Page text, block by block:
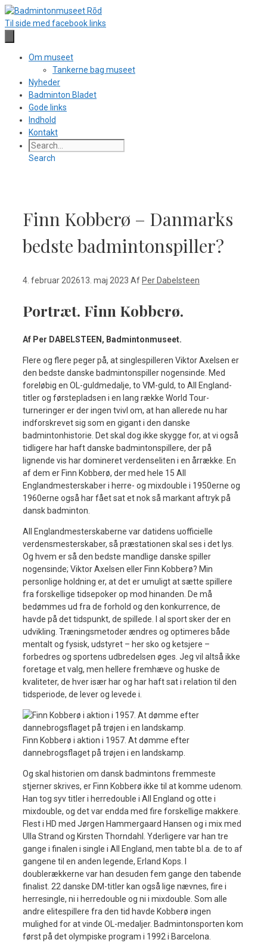
Hop
til
Til side med facebook links
Om museet
Tankerne bag museet
Nyheder
Badminton Bladet
Gode links
Indhold
Kontakt
Search
Finn Kobberø – Danmarks
bedste badmintonspiller?
4. februar 202613. maj 2023 Af Per Dabelsteen
Portræt. Finn Kobberø.
Af Per DABELSTEEN, Badmintonmuseet.
Flere og flere peger på, at singlespilleren Viktor Axelsen er
den bedste danske badmintonspiller nogensinde. Med
foreløbig en OL-guldmedalje, to VM-guld, to All England-
titler og førstepladsen i en lang række World Tour-
turneringer er der ingen tvivl om, at han allerede nu har
indforskrevet sig som en gigant i den danske
badmintonhistorie. Det skal dog ikke skygge for, at vi også
tidligere har haft danske badmintonspillere, der på
lignende vis har domineret verdenseliten i en årrække. En
af dem er Finn Kobberø, der med hele 15 All
Englandmesterskaber i herre- og mixdouble i 1950erne og
1960erne også har fået sat et nok så markant aftryk på
dansk badminton.
All Englandmesterskaberne var datidens uofficielle
verdensmesterskaber, så præstationen skal ses i det lys.
Og hvem er så den bedste mandlige danske spiller
nogensinde; Viktor Axelsen eller Finn Kobberø? Min
personlige holdning er, at det er umuligt at sætte spillere
fra forskellige tidsepoker op mod hinanden. De må
bedømmes ud fra de forhold og den konkurrence, de
havde på det tidspunkt, de spillede. I al sport sker der en
udvikling. Træningsmetoder ændres og optimeres både
mentalt og fysisk, udstyret – her sko og ketsjere –
forbedres og sportens udbredelsen øges. Jeg vil altså ikke
foretage et valg, men hellere fremhæve og huske de
kvaliteter, de hver især har og har haft sat i relation til den
tidsperiode, de lever og levede i.
Finn Kobberø i aktion i 1957. At dømme efter
dannebrogsflaget på trøjen i en landskamp.
Og skal historien om dansk badmintons fremmeste
stjerner skrives, er Finn Kobberø ikke til at komme udenom.
Han tog syv titler i herredouble i All England og otte i
mixdouble, og det var endda med fire forskellige makkere.
Flest i HD med Jørgen Hammergaard Hansen og i mix med
Ulla Strand og Kirsten Thorndahl. Yderligere var han tre
gange i finalen i single i All England, men tabte bl.a. de to af
gangene til en anden legende, Erland Kops. I
doublerækkerne var han desuden fem gange den tabende
finalist. 22 danske DM-titler kan også lige nævnes, fire i
herresingle, ni i herredouble og ni i mixdouble. Som alle
andre elitespillere fra den tid havde Kobberø ingen
mulighed for at vinde OL-medaljer. Badmintonsporten kom
først på det olympiske program i 1992 i Barcelona.